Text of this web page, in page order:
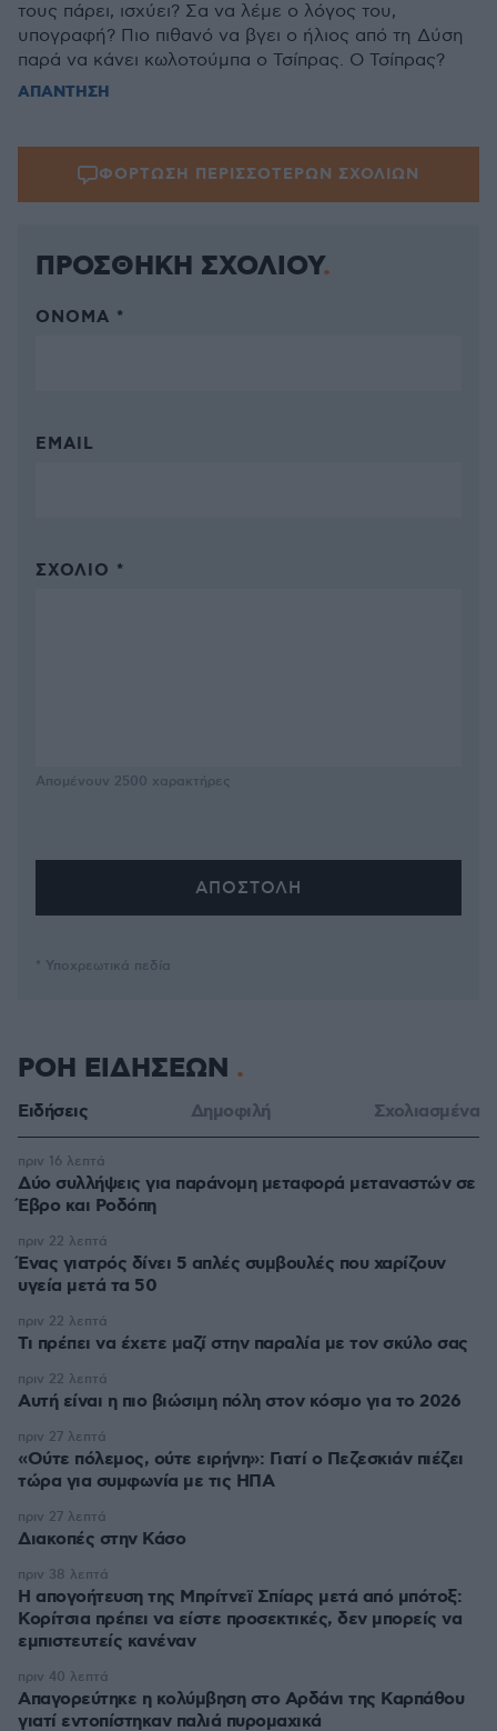
τους πάρει, ισχύει? Σα να λέμε ο λόγος του,
υπογραφή? Πιο πιθανό να βγει ο ήλιος από τη Δύση
παρά να κάνει κωλοτούμπα ο Τσίπρας. Ο Τσίπρας?
ΑΠΑΝΤΗΣΗ
ΦΟΡΤΩΣΗ ΠΕΡΙΣΣΟΤΕΡΩΝ ΣΧΟΛΙΩΝ
ΠΡΟΣΘΗΚΗ ΣΧΟΛΙΟΥ
ΌΝΟΜΑ *
EMAIL
ΣΧΌΛΙΟ *
Απομένουν 2500 χαρακτήρες
* Υποχρεωτικά πεδία
ΡΟΗ ΕΙΔΗΣΕΩΝ
Ειδήσεις Δημοφιλή Σχολιασμένα
Δύο συλλήψεις για παράνομη μεταφορά μεταναστών σε
Έβρο και Ροδόπη
πριν 16 λεπτά
Ένας γιατρός δίνει 5 απλές συμβουλές που χαρίζουν
υγεία μετά τα 50
πριν 22 λεπτά
Τι πρέπει να έχετε μαζί στην παραλία με τον σκύλο σας
πριν 22 λεπτά
Αυτή είναι η πιο βιώσιμη πόλη στον κόσμο για το 2026
πριν 22 λεπτά
«Ούτε πόλεμος, ούτε ειρήνη»: Γιατί ο Πεζεσκιάν πιέζει
τώρα για συμφωνία με τις ΗΠΑ
πριν 27 λεπτά
Διακοπές στην Κάσο
πριν 27 λεπτά
Η απογοήτευση της Μπρίτνεϊ Σπίαρς μετά από μπότοξ:
Κορίτσια πρέπει να είστε προσεκτικές, δεν μπορείς να
εμπιστευτείς κανέναν
πριν 38 λεπτά
Απαγορεύτηκε η κολύμβηση στο Αρδάνι της Καρπάθου
γιατί εντοπίστηκαν παλιά πυρομαχικά
πριν 40 λεπτά